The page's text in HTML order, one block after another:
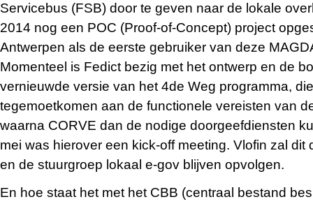
Servicebus (FSB) door te geven naar de lokale
2014 nog een POC (Proof-of-Concept) project
Antwerpen als de eerste gebruiker van deze
Momenteel is Fedict bezig met het ontwerp en de
vernieuwde versie van het 4de Weg programma,
tegemoetkomen aan de functionele vereisten van
waarna CORVE dan de nodige doorgeefdiensten
mei was hierover een kick-off meeting. Vlofin zal dit
en de stuurgroep lokaal e-gov blijven opvolgen.
En hoe staat het met het CBB (centraal bestand